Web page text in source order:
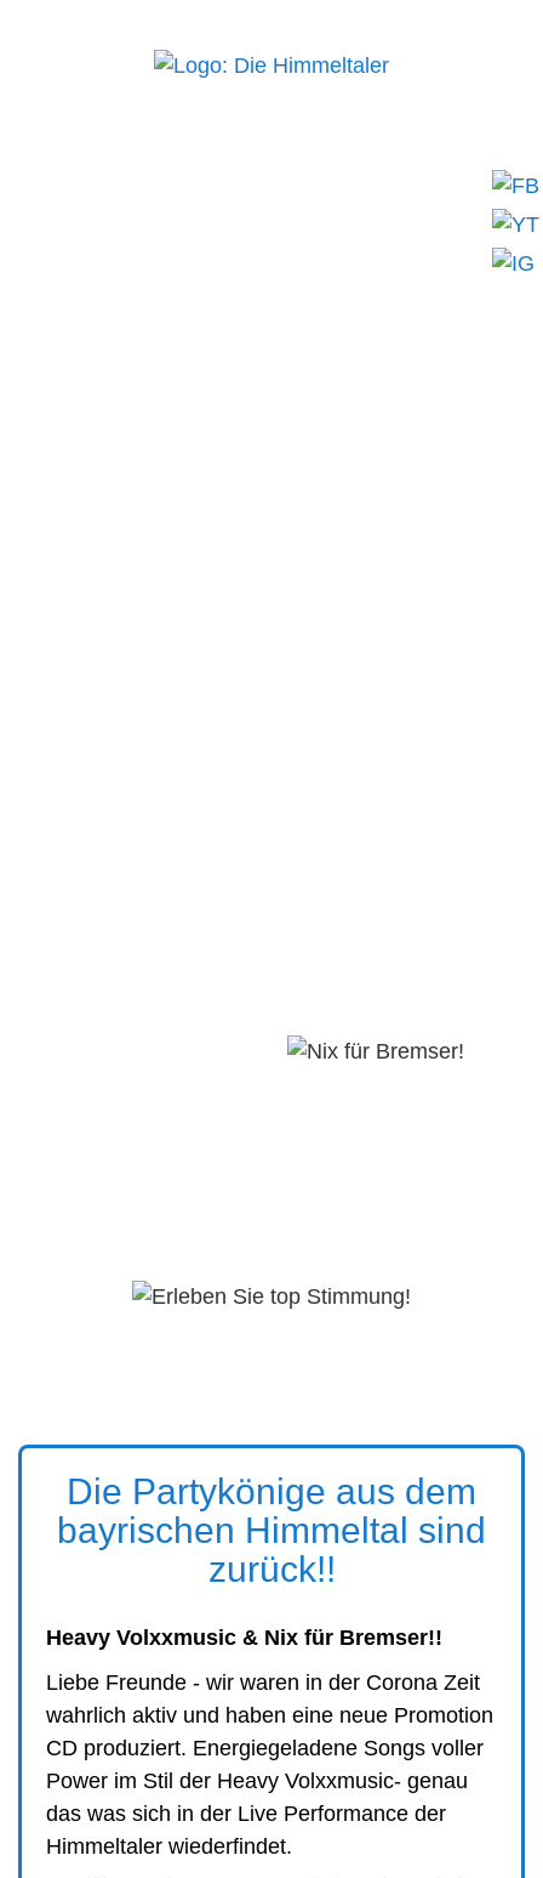
Die Partykönige aus dem
bayrischen Himmeltal sind
zurück!!
Heavy Volxxmusic & Nix für Bremser!!
Liebe Freunde - wir waren in der Corona Zeit
wahrlich aktiv und haben eine neue Promotion
CD produziert. Energiegeladene Songs voller
Power im Stil der Heavy Volxxmusic- genau
das was sich in der Live Performance der
Himmeltaler wiederfindet.